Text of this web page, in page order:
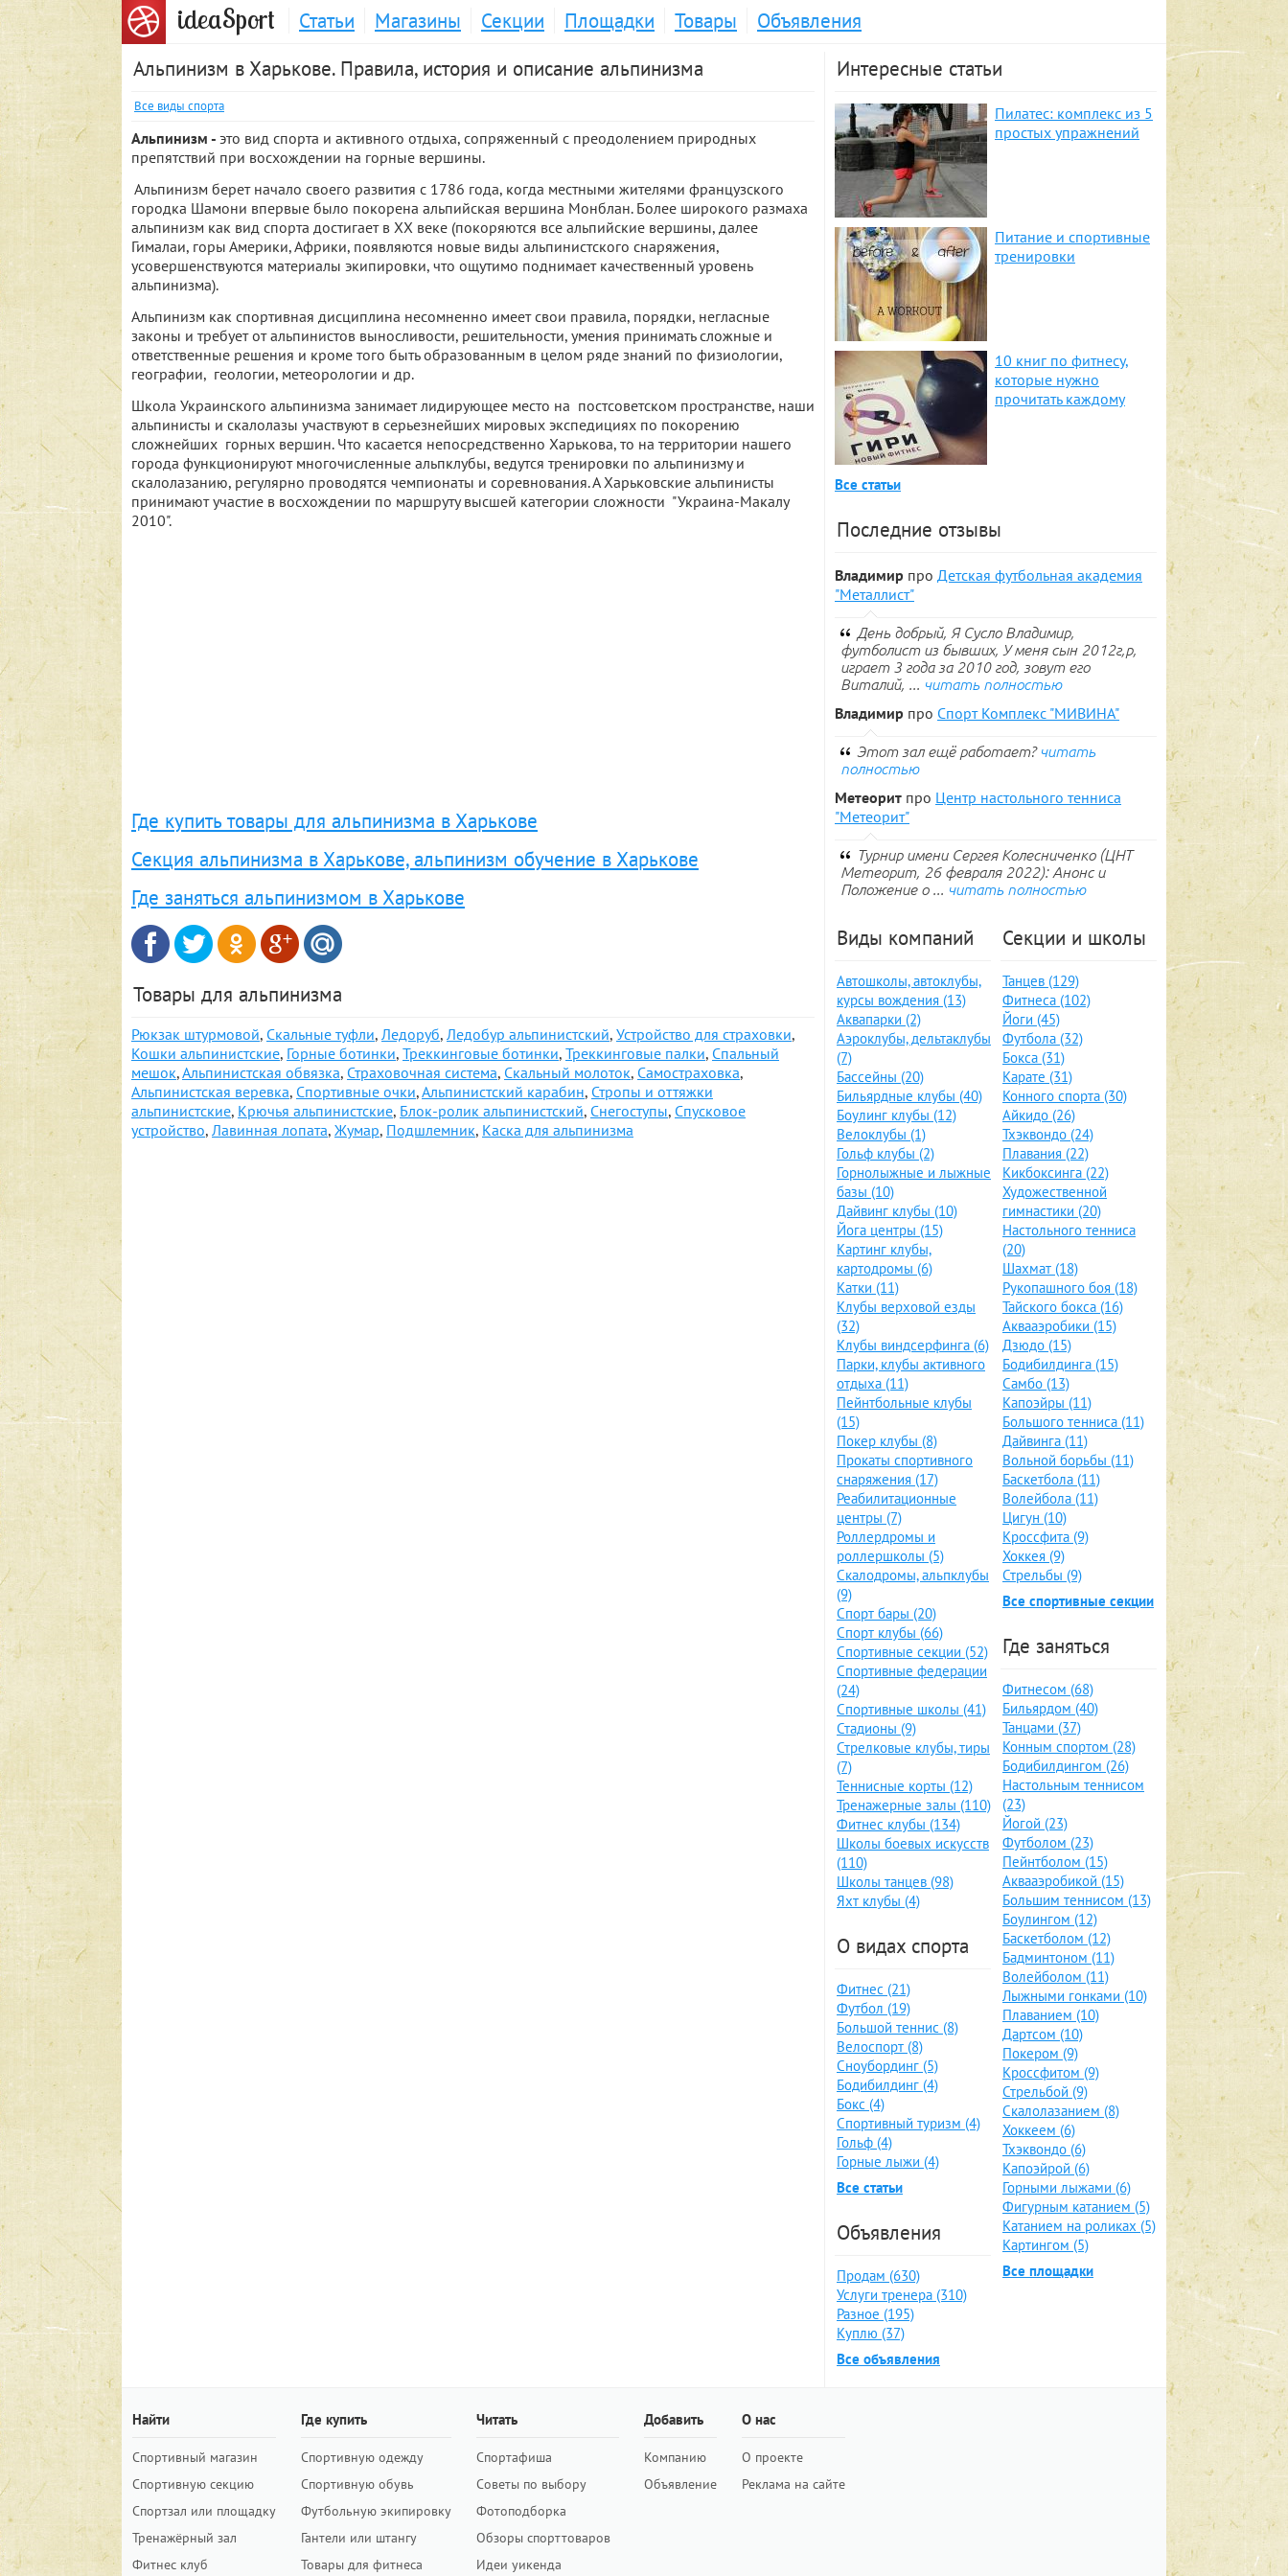
ideaSport Статьи Магазины Секции Площадки Товары
Объявления
Альпинизм в Харькове. Правила, история и описание альпинизма
Все виды спорта
Альпинизм - это вид спорта и активного отдыха, сопряженный с преодолением природных
препятствий при восхождении на горные вершины.
Альпинизм берет начало своего развития с 1786 года, когда местными жителями французского
городка Шамони впервые было покорена альпийская вершина Монблан. Более широкого размаха
альпинизм как вид спорта достигает в ХХ веке (покоряются все альпийские вершины, далее
Гималаи, горы Америки, Африки, появляются новые виды альпинистского снаряжения,
усовершенствуются материалы экипировки, что ощутимо поднимает качественный уровень
альпинизма).
Альпинизм как спортивная дисциплина несомненно имеет свои правила, порядки, негласные
законы и требует от альпинистов выносливости, решительности, умения принимать сложные и
ответственные решения и кроме того быть образованным в целом ряде знаний по физиологии,
географии, геологии, метеорологии и др.
Школа Украинского альпинизма занимает лидирующее место на постсоветском пространстве, наши
альпинисты и скалолазы участвуют в серьезнейших мировых экспедициях по покорению
сложнейших горных вершин. Что касается непосредственно Харькова, то на территории нашего
города функционируют многочисленные альпклубы, ведутся тренировки по альпинизму и
скалолазанию, регулярно проводятся чемпионаты и соревнования. А Харьковские альпинисты
принимают участие в восхождении по маршруту высшей категории сложности "Украина-Макалу
2010".
Где купить товары для альпинизма в Харькове
Секция альпинизма в Харькове, альпинизм обучение в Харькове
Где заняться альпинизмом в Харькове
Товары для альпинизма
Рюкзак штурмовой, Скальные туфли, Ледоруб, Ледобур альпинистский, Устройство для страховки,
Кошки альпинистские, Горные ботинки, Треккинговые ботинки, Треккинговые палки, Спальный
мешок,Альпинистская обвязка, Страховочная система, Скальный молоток, Самостраховка,
Альпинистская веревка, Спортивные очки,Альпинистский карабин, Стропы и оттяжки
альпинистские, Крючья альпинистские, Блок-ролик альпинистский, Снегоступы, Спусковое
устройство, Лавинная лопата, Жумар, Подшлемник, Каска для альпинизма
Интересные статьи
Пилатес: комплекс из 5
простых упражнений
Питание и спортивные
тренировки
10 книг по фитнесу,
которые нужно
прочитать каждому
Все статьи
Последние отзывы
Владимир про Детская футбольная академия
"Металлист"
День добрый, Я Сусло Владимир,
футболист из бывших, У меня сын 2012г,р,
играет 3 года за 2010 год, зовут его
Виталий, ... читать полностью
Владимир про Спорт Комплекс "МИВИНА"
Этот зал ещё работает? читать
полностью
Метеорит про Центр настольного тенниса
"Метеорит"
Турнир имени Сергея Колесниченко (ЦНТ
Метеорит, 26 февраля 2022): Анонс и
Положение о ... читать полностью
Виды компаний
Автошколы, автоклубы,
курсы вождения (13)
Аквапарки (2)
Аэроклубы, дельтаклубы
(7)
Бассейны (20)
Бильярдные клубы (40)
Боулинг клубы (12)
Велоклубы (1)
Гольф клубы (2)
Горнолыжные и лыжные
базы (10)
Дайвинг клубы (10)
Йога центры (15)
Картинг клубы,
картодромы (6)
Катки (11)
Клубы верховой езды
(32)
Клубы виндсерфинга (6)
Парки, клубы активного
отдыха (11)
Пейнтбольные клубы
(15)
Покер клубы (8)
Прокаты спортивного
снаряжения (17)
Реабилитационные
центры (7)
Роллердромы и
роллершколы (5)
Скалодромы, альпклубы
(9)
Спорт бары (20)
Спорт клубы (66)
Спортивные секции (52)
Спортивные федерации
(24)
Спортивные школы (41)
Стадионы (9)
Стрелковые клубы, тиры
(7)
Теннисные корты (12)
Тренажерные залы (110)
Фитнес клубы (134)
Школы боевых искусств
(110)
Школы танцев (98)
Яхт клубы (4)
О видах спорта
Фитнес (21)
Футбол (19)
Большой теннис (8)
Велоспорт (8)
Сноубординг (5)
Бодибилдинг (4)
Бокс (4)
Спортивный туризм (4)
Гольф (4)
Горные лыжи (4)
Все статьи
Объявления
Продам (630)
Услуги тренера (310)
Разное (195)
Куплю (37)
Все объявления
Секции и школы
Танцев (129)
Фитнеса (102)
Йоги (45)
Футбола (32)
Бокса (31)
Карате (31)
Конного спорта (30)
Айкидо (26)
Тхэквондо (24)
Плавания (22)
Кикбоксинга (22)
Художественной
гимнастики (20)
Настольного тенниса
(20)
Шахмат (18)
Рукопашного боя (18)
Тайского бокса (16)
Аквааэробики (15)
Дзюдо (15)
Бодибилдинга (15)
Самбо (13)
Капоэйры (11)
Большого тенниса (11)
Дайвинга (11)
Вольной борьбы (11)
Баскетбола (11)
Волейбола (11)
Цигун (10)
Кроссфита (9)
Хоккея (9)
Стрельбы (9)
Все спортивные секции
Где заняться
Фитнесом (68)
Бильярдом (40)
Танцами (37)
Конным спортом (28)
Бодибилдингом (26)
Настольным теннисом
(23)
Йогой (23)
Футболом (23)
Пейнтболом (15)
Аквааэробикой (15)
Большим теннисом (13)
Боулингом (12)
Баскетболом (12)
Бадминтоном (11)
Волейболом (11)
Лыжными гонками (10)
Плаванием (10)
Дартсом (10)
Покером (9)
Кроссфитом (9)
Стрельбой (9)
Скалолазанием (8)
Хоккеем (6)
Тхэквондо (6)
Капоэйрой (6)
Горными лыжами (6)
Фигурным катанием (5)
Катанием на роликах (5)
Картингом (5)
Все площадки
Найти
Спортивный магазин
Спортивную секцию
Спортзал или площадку
Тренажёрный зал
Фитнес клуб
Где купить
Спортивную одежду
Спортивную обувь
Футбольную экипировку
Гантели или штангу
Товары для фитнеса
Читать
Спортафиша
Советы по выбору
Фотоподборка
Обзоры спорттоваров
Идеи уикенда
Добавить
Компанию
Объявление
О нас
О проекте
Реклама на сайте